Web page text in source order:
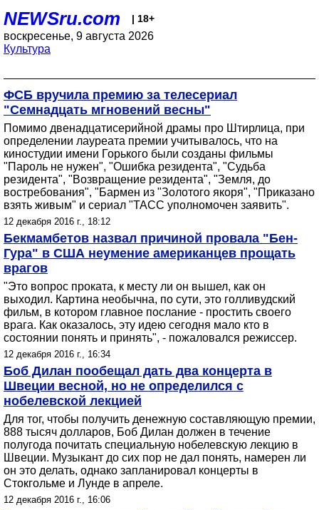
NEWSru.com | 18+
воскресенье, 9 августа 2026
Культура
ФСБ вручила премию за телесериал
"Семнадцать мгновений весны"
Помимо двенадцатисерийной драмы про Штирлица, при
определении лауреата премии учитывалось, что на
киностудии имени Горького были созданы фильмы
"Пароль не нужен", "Ошибка резидента", "Судьба
резидента", "Возвращение резидента", "Земля, до
востребования", "Бармен из "Золотого якоря", "Приказано
взять живым" и сериал "ТАСС уполномочен заявить".
12 декабря 2016 г., 18:12
Бекмамбетов назвал причиной провала "Бен-
Гура" в США неумение американцев прощать
врагов
"Это вопрос проката, к месту ли он вышел, как он
выходил. Картина необычна, по сути, это голливудский
фильм, в котором главное послание - простить своего
врага. Как оказалось, эту идею сегодня мало кто в
состоянии понять и принять", - пожаловался режиссер.
12 декабря 2016 г., 16:34
Боб Дилан пообещал дать два концерта в
Швеции весной, но не определился с
нобелевской лекцией
Для тог, чтобы получить денежную составляющую премии,
888 тысяч долларов, Боб Дилан должен в течение
полугода почитать специальную нобелевскую лекцию в
Швеции. Музыкант до сих пор не дал понять, намерен ли
он это делать, однако запланировал концерты в
Стокгольме и Лунде в апреле.
12 декабря 2016 г., 16:06